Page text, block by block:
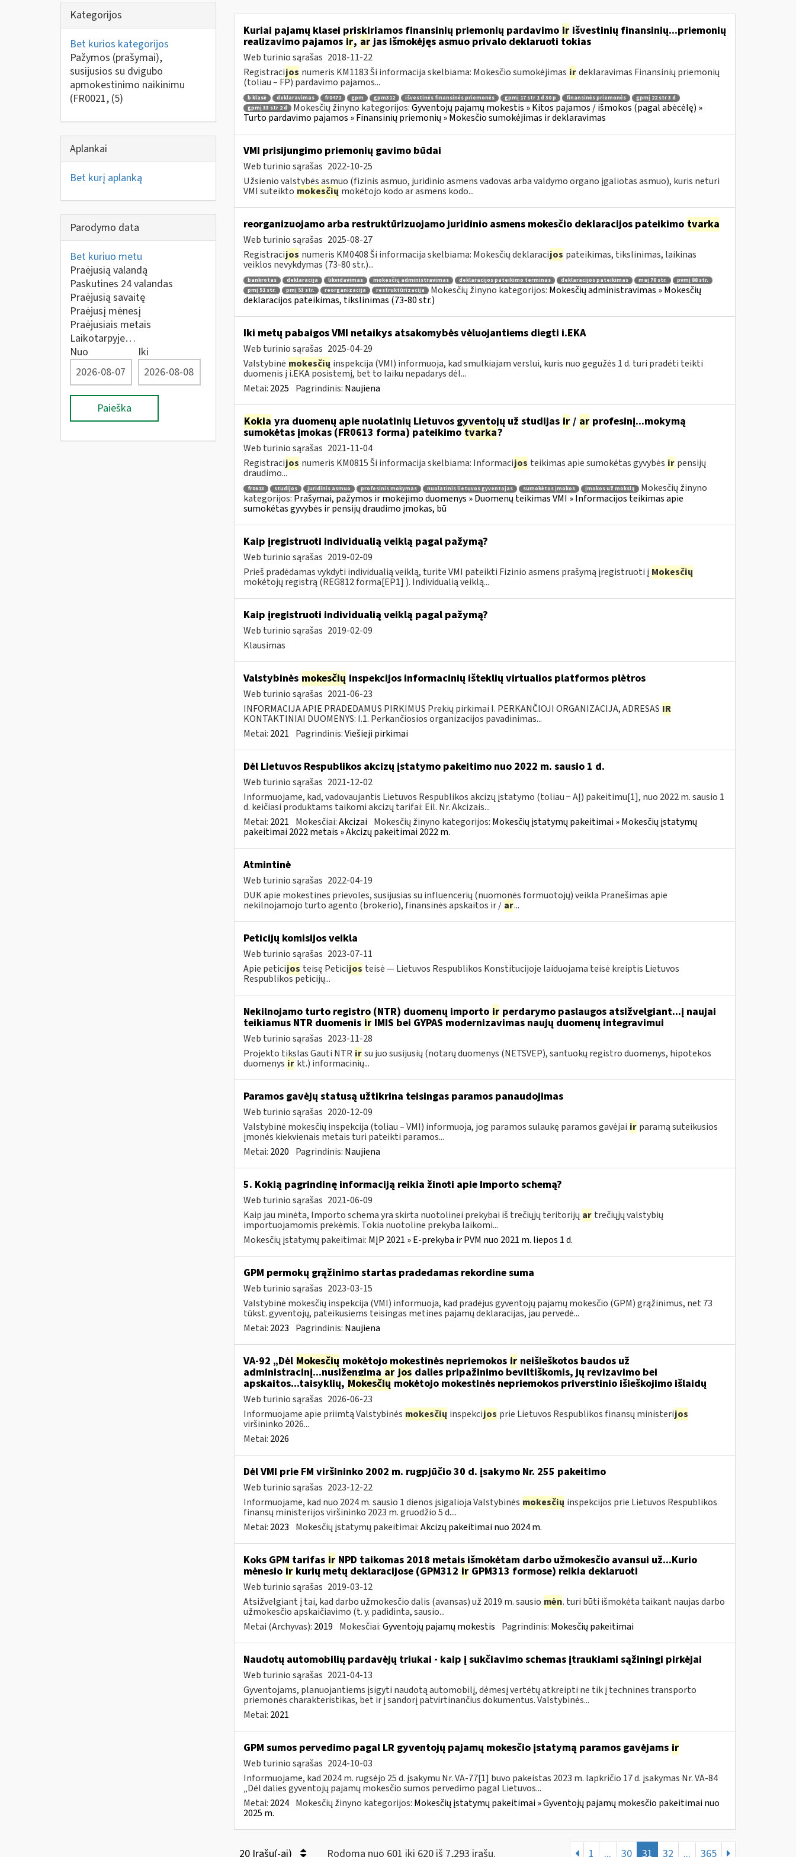
Kategorijos
Bet kurios kategorijos
Pažymos (prašymai),
susijusios su dvigubo
apmokestinimo naikinimu
(FR0021, (5)
Aplankai
Bet kurį aplanką
Parodymo data
Bet kuriuo metu
Praėjusią valandą
Paskutines 24 valandas
Praėjusią savaitę
Praėjusį mėnesį
Praėjusiais metais
Laikotarpyje…
Nuo
Iki
Paieška
Kuriai pajamų klasei priskiriamos finansinių priemonių pardavimo irišvestinių finansinių...priemonių
realizavimo pajamos ir, arjas išmokėjęs asmuo privalo deklaruoti tokias
Web turinio sąrašas 2018-11-22
Registracijos numeris KM1183 Ši informacija skelbiama: Mokesčio sumokėjimas ir deklaravimas Finansinių priemonių
(toliau – FP) pardavimo pajamos...
b klasė deklaravimas fr0471 gpm gpm312 išvestinės finansinės priemonės gpmį 17 str 1 d 30 p finansinės priemonės
gpmį 22 str 3 d
gpmį 33 str 2 d
Mokesčių žinyno kategorijos:Gyventojų pajamų mokestis » Kitos pajamos / išmokos (pagal abėcėlę) »
Turto pardavimo pajamos » Finansinių priemonių » Mokesčio sumokėjimas ir deklaravimas
VMI prisijungimo priemonių gavimo būdai
Web turinio sąrašas 2022-10-25
Užsienio valstybės asmuo (fizinis asmuo, juridinio asmens vadovas arba valdymo organo įgaliotas asmuo), kuris neturi
VMI suteikto mokesčių mokėtojo kodo ar asmens kodo...
reorganizuojamo arba restruktūrizuojamo juridinio asmens mokesčio deklaracijos pateikimo tvarka
Web turinio sąrašas 2025-08-27
Registracijos numeris KM0408 Ši informacija skelbiama: Mokesčių deklaracijos pateikimas, tikslinimas, laikinas
veiklos nevykdymas (73-80 str.)...
bankrotas deklaracija likvidavimas mokesčių administravimas deklaracijos pateikimo terminas deklaracijos pateikimas maį 78 str.
pvmį 88 str.
pmį 51 str.
pmį 53 str. reorganizacija restruktūrizacija Mokesčių žinyno kategorijos: Mokesčių administravimas » Mokesčių
deklaracijos pateikimas, tikslinimas (73-80 str.)
Iki metų pabaigos VMI netaikys atsakomybės vėluojantiems diegti i.EKA
Web turinio sąrašas 2025-04-29
Valstybinė mokesčių inspekcija (VMI) informuoja, kad smulkiajam verslui, kuris nuo gegužės 1 d. turi pradėti teikti
duomenis į i.EKA posistemį, bet to laiku nepadarys dėl...
Metai: 2025 Pagrindinis: Naujiena
Kokia yra duomenų apie nuolatinių Lietuvos gyventojų už studijas ir/ arprofesinį...mokymą
sumokėtas įmokas (FR0613 forma) pateikimo tvarka?
Web turinio sąrašas 2021-11-04
Registracijos numeris KM0815 Ši informacija skelbiama: Informacijos teikimas apie sumokėtas gyvybės ir pensijų
draudimo...
fr0613 studijos juridinis asmuo profesinis mokymas nuolatinis lietuvos gyventojas sumokėtos įmokos įmokos už mokslą
Mokesčių žinyno
kategorijos: Prašymai, pažymos ir mokėjimo duomenys » Duomenų teikimas VMI » Informacijos teikimas apie
sumokėtas gyvybės ir pensijų draudimo įmokas, bū
Kaip įregistruoti individualią veiklą pagal pažymą?
Web turinio sąrašas 2019-02-09
Prieš pradėdamas vykdyti individualią veiklą, turite VMI pateikti Fizinio asmens prašymą įregistruoti į Mokesčių
mokėtojų registrą (REG812 forma[EP1] ). Individualią veiklą...
Kaip įregistruoti individualią veiklą pagal pažymą?
Web turinio sąrašas 2019-02-09
Klausimas
Valstybinės mokesčių inspekcijos informacinių išteklių virtualios platformos plėtros
Web turinio sąrašas 2021-06-23
INFORMACIJA APIE PRADEDAMUS PIRKIMUS Prekių pirkimai I. PERKANČIOJI ORGANIZACIJA, ADRESAS IR
KONTAKTINIAI DUOMENYS: I.1. Perkančiosios organizacijos pavadinimas...
Metai: 2021 Pagrindinis:Viešieji pirkimai
Dėl Lietuvos Respublikos akcizų įstatymo pakeitimo nuo 2022 m. sausio 1 d.
Web turinio sąrašas 2021-12-02
Informuojame, kad, vadovaujantis Lietuvos Respublikos akcizų įstatymo (toliau − AĮ) pakeitimu[1], nuo 2022 m. sausio 1
d. keičiasi produktams taikomi akcizų tarifai: Eil. Nr. Akcizais...
Metai: 2021 Mokesčiai:Akcizai Mokesčių žinyno kategorijos: Mokesčių įstatymų pakeitimai » Mokesčių įstatymų
pakeitimai 2022 metais » Akcizų pakeitimai 2022 m.
Atmintinė
Web turinio sąrašas 2022-04-19
DUK apie mokestines prievoles, susijusias su influencerių (nuomonės formuotojų) veikla Pranešimas apie
nekilnojamojo turto agento (brokerio), finansinės apskaitos ir / ar...
Peticijų komisijos veikla
Web turinio sąrašas 2023-07-11
Apie peticijos teisę Peticijos teisė — Lietuvos Respublikos Konstitucijoje laiduojama teisė kreiptis Lietuvos
Respublikos peticijų...
Nekilnojamo turto registro (NTR) duomenų importo irperdarymo paslaugos atsižvelgiant...į naujai
teikiamus NTR duomenis irIMIS bei GYPAS modernizavimas naujų duomenų integravimui
Web turinio sąrašas 2023-11-28
Projekto tikslas Gauti NTR ir su juo susijusių (notarų duomenys (NETSVEP), santuokų registro duomenys, hipotekos
duomenys ir kt.) informacinių...
Paramos gavėjų statusą užtikrina teisingas paramos panaudojimas
Web turinio sąrašas 2020-12-09
Valstybinė mokesčių inspekcija (toliau – VMI) informuoja, jog paramos sulaukę paramos gavėjai ir paramą suteikusios
įmonės kiekvienais metais turi pateikti paramos...
Metai: 2020 Pagrindinis: Naujiena
5. Kokią pagrindinę informaciją reikia žinoti apie Importo schemą?
Web turinio sąrašas 2021-06-09
Kaip jau minėta, Importo schema yra skirta nuotolinei prekybai iš trečiųjų teritorijų ar trečiųjų valstybių
importuojamomis prekėmis. Tokia nuotoline prekyba laikomi...
Mokesčių įstatymų pakeitimai: MĮP 2021 » E-prekyba ir PVM nuo 2021 m. liepos 1 d.
GPM permokų grąžinimo startas pradedamas rekordine suma
Web turinio sąrašas 2023-03-15
Valstybinė mokesčių inspekcija (VMI) informuoja, kad pradėjus gyventojų pajamų mokesčio (GPM) grąžinimus, net 73
tūkst. gyventojų, pateikusiems teisingas metines pajamų deklaracijas, jau pervedė...
Metai: 2023 Pagrindinis: Naujiena
VA-92 „Dėl Mokesčių mokėtojo mokestinės nepriemokos irneišieškotos baudos už
administracinį...nusižengimąar jos dalies pripažinimo beviltiškomis, jų revizavimo bei
apskaitos...taisyklių, Mokesčiųmokėtojo mokestinės nepriemokos priverstinio išieškojimo išlaidų
Web turinio sąrašas 2026-06-23
Informuojame apie priimtą Valstybinės mokesčių inspekcijos prie Lietuvos Respublikos finansų ministerijos
viršininko 2026...
Metai: 2026
Dėl VMI prie FM viršininko 2002 m. rugpjūčio 30 d. įsakymo Nr. 255 pakeitimo
Web turinio sąrašas 2023-12-22
Informuojame, kad nuo 2024 m. sausio 1 dienos įsigalioja Valstybinės mokesčių inspekcijos prie Lietuvos Respublikos
finansų ministerijos viršininko 2023 m. gruodžio 5 d....
Metai: 2023 Mokesčių įstatymų pakeitimai:Akcizų pakeitimai nuo 2024 m.
Koks GPM tarifas irNPD taikomas 2018 metais išmokėtam darbo užmokesčio avansui už...Kurio
mėnesio irkurių metų deklaracijose (GPM312 irGPM313 formose) reikia deklaruoti
Web turinio sąrašas 2019-03-12
Atsižvelgiant į tai, kad darbo užmokesčio dalis (avansas) už 2019 m. sausio mėn. turi būti išmokėta taikant naujas darbo
užmokesčio apskaičiavimo (t. y. padidinta, sausio...
Metai (Archyvas): 2019 Mokesčiai:Gyventojų pajamų mokestis Pagrindinis: Mokesčių pakeitimai
Naudotų automobilių pardavėjų triukai - kaip į sukčiavimo schemas įtraukiami sąžiningi pirkėjai
Web turinio sąrašas 2021-04-13
Gyventojams, planuojantiems įsigyti naudotą automobilį, dėmesį vertėtų atkreipti ne tik į technines transporto
priemonės charakteristikas, bet ir į sandorį patvirtinančius dokumentus. Valstybinės...
Metai: 2021
GPM sumos pervedimo pagal LR gyventojų pajamų mokesčio įstatymą paramos gavėjams ir
Web turinio sąrašas 2024-10-03
Informuojame, kad 2024 m. rugsėjo 25 d. įsakymu Nr. VA-77[1] buvo pakeistas 2023 m. lapkričio 17 d. įsakymas Nr. VA-84
„Dėl dalies gyventojų pajamų mokesčio sumos pervedimo pagal Lietuvos...
Metai: 2024 Mokesčių žinyno kategorijos: Mokesčių įstatymų pakeitimai » Gyventojų pajamų mokesčio pakeitimai nuo
2025 m.
20 Įrašų(-ai) Rodoma nuo 601 iki 620 iš 7,293 irašų. 1 ... 30 31 32 ... 365